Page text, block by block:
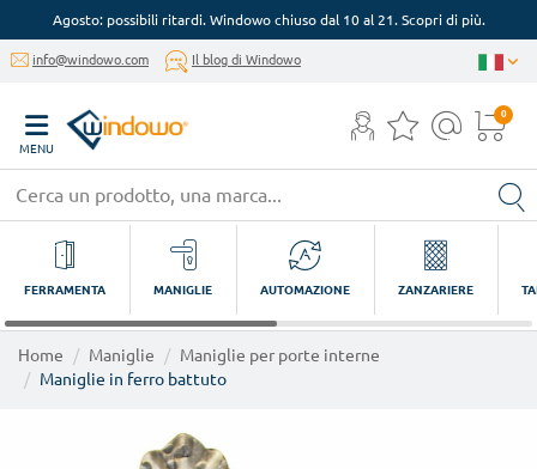
Agosto: possibili ritardi. Windowo chiuso dal 10 al 21. Scopri di più.
info@windowo.com Il blog di Windowo
MENU
0
FERRAMENTA MANIGLIE AUTOMAZIONE ZANZARIERE
Home Maniglie
Maniglie per porte interne
Maniglie in ferro battuto